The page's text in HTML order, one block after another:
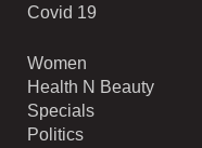
Covid 19
Women
Health N Beauty
Specials
Politics